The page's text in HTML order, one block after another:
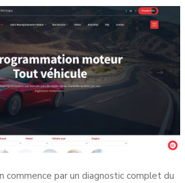
commence par un diagnostic complet du